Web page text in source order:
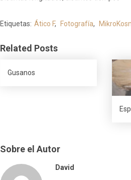
Etiquetas: Ático F, Fotografía,
Related Posts
Gusanos
Sobre el Autor
David